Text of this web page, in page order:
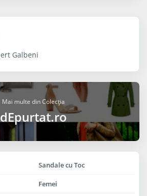
Galbeni
Mai multe din Colecția
dEpurtat.ro
Sandale cu Toc
Femei